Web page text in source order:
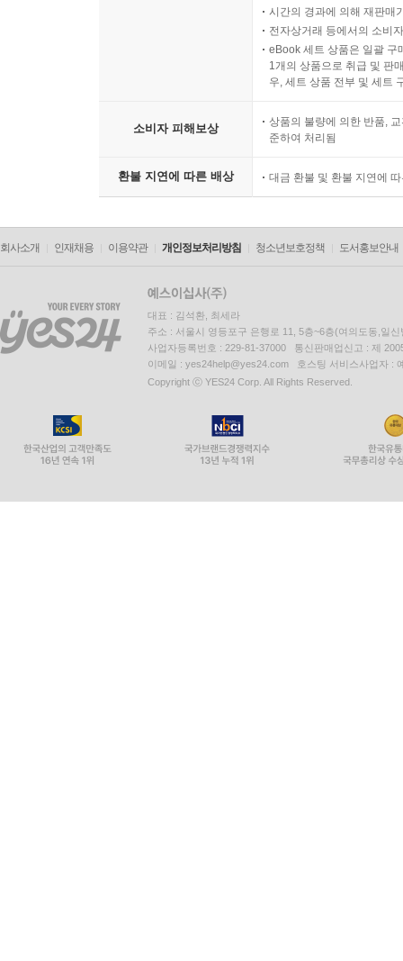
시간의 경과에 의해 재판매
전자상거래 등에서의 소비
eBook 세트 상품은 일괄 구
1개의 상품으로 취급 및 판
우, 세트 상품 전부 및 세트
소비자 피해보상
상품의 불량에 의한 반품,
준하여 처리됨
환불 지연에 따른 배상 대금 환불 및 환불 지연에
회사소개 인재채용 이용약관 개인정보처리방침 청소년보호정책 도서홍보안내
대표 : 김석환, 최세라
주소 : 서울시 영등포구 은행로 11, 5층~6층(여의도동,일신
사업자등록번호 : 229-81-37000 통신판매업신고 : 제
이메일 : yes24help@yes24.com 호스팅 서비스사업자 :
Copyright ⓒ YES24 Corp. All Rights Reserved.